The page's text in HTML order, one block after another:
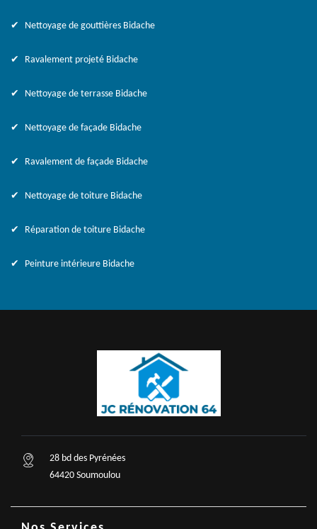
Nettoyage de gouttières Bidache
Ravalement projeté Bidache
Nettoyage de terrasse Bidache
Nettoyage de façade Bidache
Ravalement de façade Bidache
Nettoyage de toiture Bidache
Réparation de toiture Bidache
Peinture intérieure Bidache
28 bd des Pyrénées
64420 Soumoulou